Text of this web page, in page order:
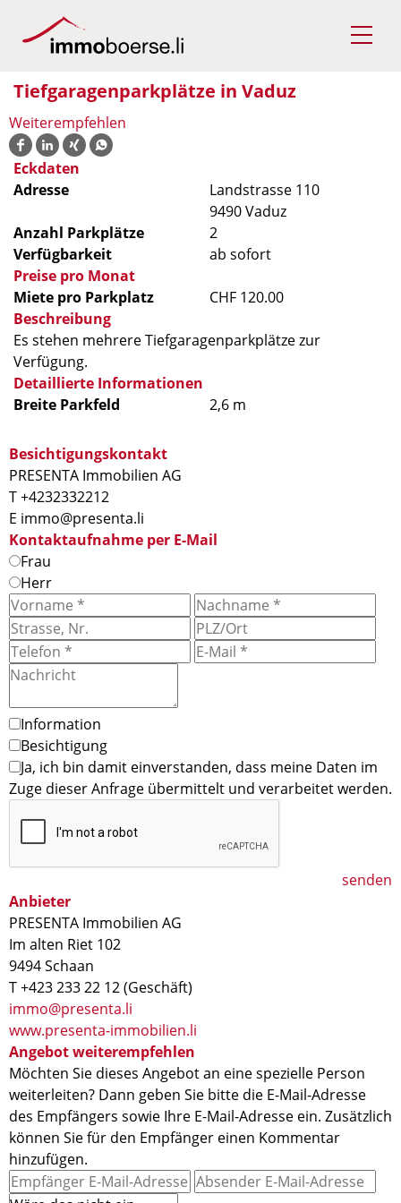
Tiefgaragenparkplätze in Vaduz
Weiterempfehlen
Eckdaten
Adresse
Landstrasse 110
9490 Vaduz
Anzahl Parkplätze
2
Verfügbarkeit
ab sofort
Preise pro Monat
Miete pro Parkplatz
CHF 120.00
Beschreibung
Es stehen mehrere Tiefgaragenparkplätze zur
Verfügung.
Detaillierte Informationen
Breite Parkfeld
2,6 m
Besichtigungskontakt
PRESENTA Immobilien AG
T +4232332212
E immo@presenta.li
Kontaktaufnahme per E-Mail
Frau
Herr
Information
Besichtigung
Ja, ich bin damit einverstanden, dass meine Daten im
Zuge dieser Anfrage übermittelt und verarbeitet werden.
senden
Anbieter
PRESENTA Immobilien AG
Im alten Riet 102
9494 Schaan
T +423 233 22 12 (Geschäft)
immo@presenta.li
www.presenta-immobilien.li
Angebot weiterempfehlen
Möchten Sie dieses Angebot an eine spezielle Person
weiterleiten? Dann geben Sie bitte die E-Mail-Adresse
des Empfängers sowie Ihre E-Mail-Adresse ein. Zusätzlich
können Sie für den Empfänger einen Kommentar
hinzufügen.